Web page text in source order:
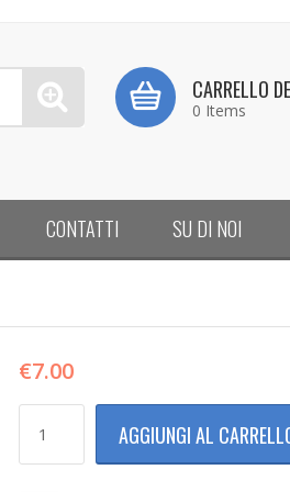
CARRELLO
0 Items
CONTATTI SU DI NOI
€7.00
SEGNALATORE
AGGIUNGI AL